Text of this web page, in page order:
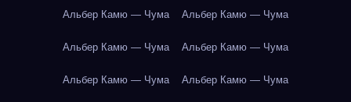
Альбер Камю — Чума Альбер Камю — Чума
Альбер Камю — Чума Альбер Камю — Чума
Альбер Камю — Чума Альбер Камю — Чума